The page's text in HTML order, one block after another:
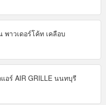
พาวเดอร์โค้ท เคลือบ
อร์ AIR GRILLE นนทบุรี